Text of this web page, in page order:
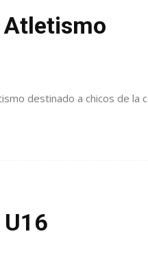
Atletismo
destinado a chicos de la